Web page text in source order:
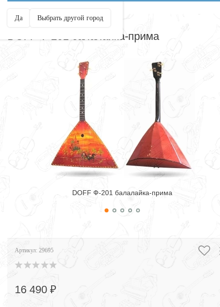
Да Выбрать другой город
БАЛАЛАЙКИ
DOFF Ф-201 балалайка-прима
DOFF Ф-201 балалайка-прима
Артикул: 29695
16 490 ₽